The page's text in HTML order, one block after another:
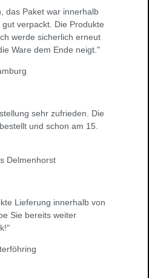
das Paket war innerhalb
verpackt. Die Produkte
werde sicherlich erneut
Ware dem Ende neigt."
sehr zufrieden. Die
und schon am 15.
Delmenhorst
Lieferung innerhalb von
Sie bereits weiter